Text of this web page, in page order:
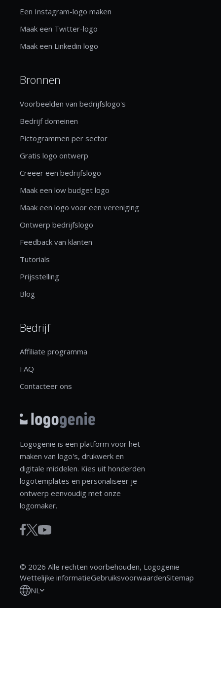
Een Instagram-logo maken
Maak een Twitter-logo
Maak een Linkedin logo
Bronnen
Voorbeelden van bedrijfslogo's
Bedrijf domeinen
Pictogrammen per sector
Gratis logo ontwerp
Creëer een bedrijfslogo
Maak een low budget logo
Maak een logo voor een vereniging
Ontwerp bedrijfslogo
Feedback van klanten
Tutorials
Prijsstelling
Blog
Bedrijf
Affiliate programma
FAQ
Contacteer ons
Logogenie is een platform voor het
maken van logo's, drukwerk en
digitale middelen. Kies uit honderden
logotemplates en personaliseer je
ontwerp eenvoudig met onze
logomaker.
© 2026 Alle rechten voorbehouden, Logogenie
Wettelijke informatieGebruiksvoorwaardenSitemap
NL